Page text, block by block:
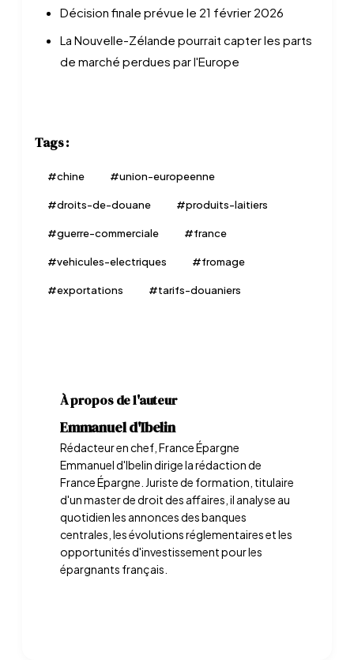
Décision finale prévue le 21 février 2026
La Nouvelle-Zélande pourrait capter les parts
de marché perdues par l'Europe
Tags :
#chine #union-europeenne
#droits-de-douane #produits-laitiers
#guerre-commerciale #france
#vehicules-electriques #fromage
#exportations #tarifs-douaniers
À propos de l'auteur
Emmanuel d'Ibelin
Rédacteur en chef, France Épargne
Emmanuel d'Ibelin dirige la rédaction de
France Épargne. Juriste de formation, titulaire
d'un master de droit des affaires, il analyse au
quotidien les annonces des banques
centrales, les évolutions réglementaires et les
opportunités d'investissement pour les
épargnants français.